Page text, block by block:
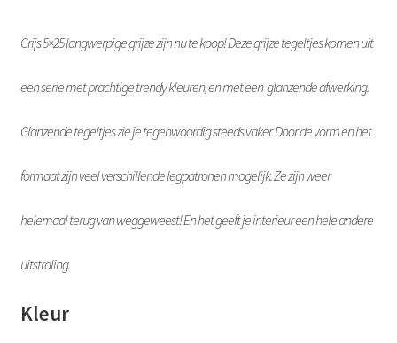
Grijs 5×25 langwerpige grijze zijn nu te koop! Deze grijze tegeltjes komen uit
een serie met prachtige trendy kleuren, en met een glanzende afwerking.
Glanzende tegeltjes zie je tegenwoordig steeds vaker.Door de vorm en het
formaat zijn veel verschillende legpatronen mogelijk.Ze zijn weer
helemaal terug van weggeweest! En het geeft je interieur een hele andere
uitstraling.
Kleur